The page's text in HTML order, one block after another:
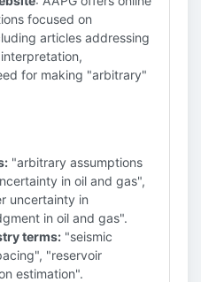
focused on
articles addressing
for making "arbitrary"
"arbitrary assumptions
in oil and gas",
uncertainty in
in oil and gas".
terms: "seismic
"reservoir
estimation".